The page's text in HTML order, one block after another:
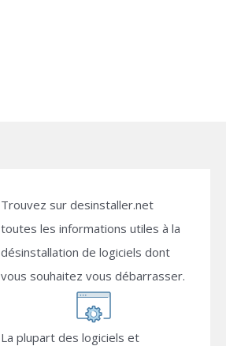
Trouvez sur desinstaller.net
toutes les informations utiles à la
désinstallation de logiciels dont
vous souhaitez vous débarrasser.
La plupart des logiciels et